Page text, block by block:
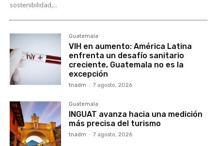
sostenibilidad,...
Guatemala
VIH en aumento: América Latina
enfrenta un desafío sanitario
creciente, Guatemala no es la
excepción
tnadm - 7 agosto, 2026
Guatemala
INGUAT avanza hacia una medición
más precisa del turismo
tnadm - 7 agosto, 2026